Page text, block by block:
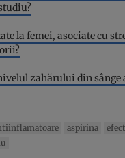
la femei, asociate cu
zahărului din sânge
aspirina